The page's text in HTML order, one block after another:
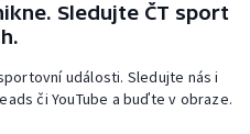
Sledujte ČT sport
události. Sledujte nás i
či YouTube a buďte v obraze.